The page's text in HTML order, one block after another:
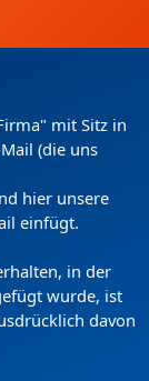
alle Rechte
mit Sitz in
(die uns
hier unsere
einfügt.
in der
wurde, ist
davon